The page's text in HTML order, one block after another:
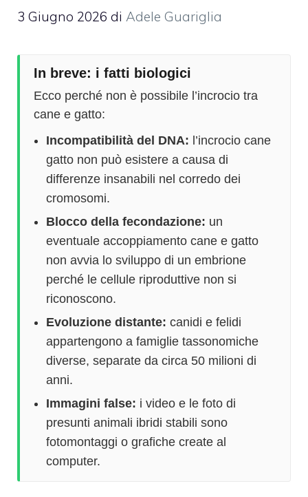
3 Giugno 2026 di Adele Guariglia
In breve: i fatti biologici
Ecco perché non è possibile l’incrocio tra
cane e gatto:
Incompatibilità del DNA: l’incrocio cane
gatto non può esistere a causa di
differenze insanabili nel corredo dei
cromosomi.
Blocco della fecondazione: un
eventuale accoppiamento cane e gatto
non avvia lo sviluppo di un embrione
perché le cellule riproduttive non si
riconoscono.
Evoluzione distante: canidi e felidi
appartengono a famiglie tassonomiche
diverse, separate da circa 50 milioni di
anni.
Immagini false: i video e le foto di
presunti animali ibridi stabili sono
fotomontaggi o grafiche create al
computer.